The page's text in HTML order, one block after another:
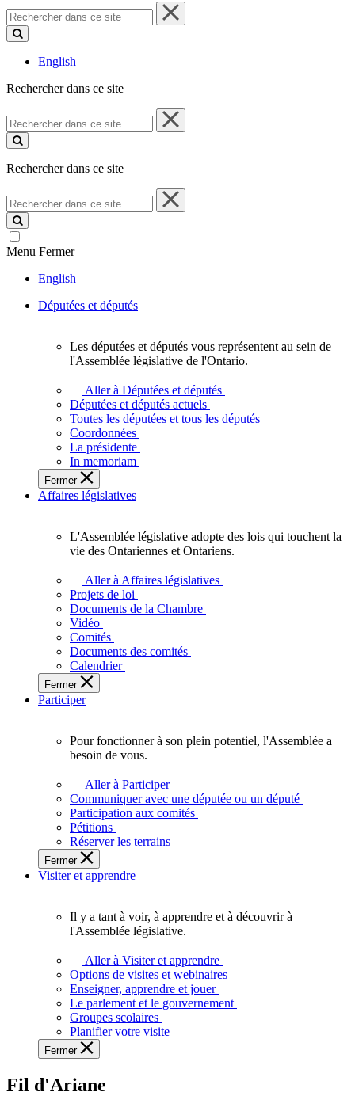
Rechercher
dans
ce
English
Rechercher dans ce site
Rechercher
dans
ce
Rechercher dans ce site
Rechercher
dans
ce
site
Menu Fermer
English
Députées et députés
députés
vous
représentent
sein
de
l'Assemblée
législative
l'Ontario.
Les députées et députés vous représentent au sein de
l'Assemblée législative de l'Ontario.
Aller à Députées et députés
Députées et députés actuels
Toutes les députées et tous les députés
Coordonnées
La présidente
In memoriam
Fermer
Affaires législatives
L'Assemblée
adopte
touchent
des
Ontariennes
et
L'Assemblée législative adopte des lois qui touchent la
vie des Ontariennes et Ontariens.
Aller à Affaires législatives
Projets de loi
Documents de la Chambre
Vidéo
Comités
Documents des comités
Calendrier
Fermer
Participer
plein
potentiel,
l'Assemblée
a
besoin
de
Pour fonctionner à son plein potentiel, l'Assemblée a
besoin de vous.
Aller à Participer
Communiquer avec une députée ou un député
Participation aux comités
Pétitions
Réserver les terrains
Fermer
Visiter et apprendre
voir,
apprendre
et
à
à
Il y a tant à voir, à apprendre et à découvrir à
l'Assemblée législative.
Aller à Visiter et apprendre
Options de visites et webinaires
Enseigner, apprendre et jouer
Le parlement et le gouvernement
Groupes scolaires
Planifier votre visite
Fermer
Fil d'Ariane